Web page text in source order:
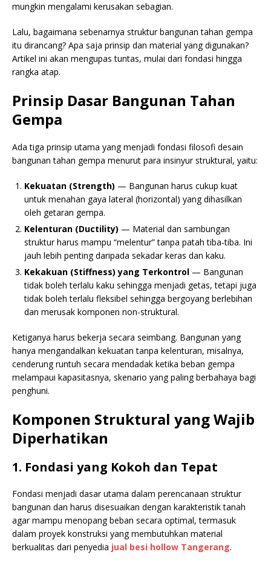
mungkin mengalami kerusakan sebagian.
Lalu, bagaimana sebenarnya struktur bangunan tahan gempa
itu dirancang? Apa saja prinsip dan material yang digunakan?
Artikel ini akan mengupas tuntas, mulai dari fondasi hingga
rangka atap.
Prinsip Dasar Bangunan Tahan
Gempa
Ada tiga prinsip utama yang menjadi fondasi filosofi desain
bangunan tahan gempa menurut para insinyur struktural, yaitu:
Kekuatan (Strength) — Bangunan harus cukup kuat
untuk menahan gaya lateral (horizontal) yang dihasilkan
oleh getaran gempa.
Kelenturan (Ductility) — Material dan sambungan
struktur harus mampu “melentur” tanpa patah tiba-tiba. Ini
jauh lebih penting daripada sekadar keras dan kaku.
Kekakuan (Stiffness) yang Terkontrol — Bangunan
tidak boleh terlalu kaku sehingga menjadi getas, tetapi juga
tidak boleh terlalu fleksibel sehingga bergoyang berlebihan
dan merusak komponen non-struktural.
Ketiganya harus bekerja secara seimbang. Bangunan yang
hanya mengandalkan kekuatan tanpa kelenturan, misalnya,
cenderung runtuh secara mendadak ketika beban gempa
melampaui kapasitasnya, skenario yang paling berbahaya bagi
penghuni.
Komponen Struktural yang Wajib
Diperhatikan
1. Fondasi yang Kokoh dan Tepat
Fondasi menjadi dasar utama dalam perencanaan struktur
bangunan dan harus disesuaikan dengan karakteristik tanah
agar mampu menopang beban secara optimal, termasuk
dalam proyek konstruksi yang membutuhkan material
berkualitas dari penyedia jual besi hollow Tangerang.